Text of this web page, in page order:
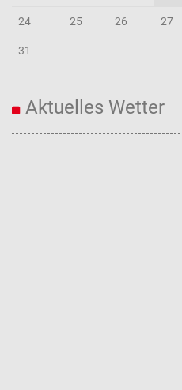
24 25 26 27
31
Aktuelles Wetter